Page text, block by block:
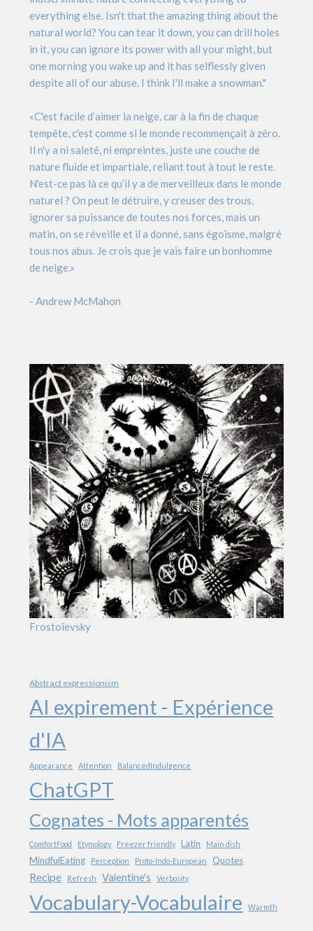
everything else. Isn't that the amazing thing about the
natural world? You can tear it down, you can drill holes
in it, you can ignore its power with all your might, but
one morning you wake up and it has selflessly given
despite all of our abuse. I think I'll make a snowman."
«C'est facile d’aimer la neige, car à la fin de chaque
tempête, c'est comme si le monde recommençait à zéro.
Il n'y a ni saleté, ni empreintes, juste une couche de
nature fluide et impartiale, reliant tout à tout le reste.
N'est-ce pas là ce qu’il y a de merveilleux dans le monde
naturel ? On peut le détruire, y creuser des trous,
ignorer sa puissance de toutes nos forces, mais un
matin, on se réveille et il a donné, sans égoïsme, malgré
tous nos abus. Je crois que je vais faire un bonhomme
de neige.»
- Andrew McMahon
Frostoïevsky
Abstract expressionism
AI expirement - Expérience
d'IA
Appearance Attention BalancedIndulgence
ChatGPT
Cognates - Mots apparentés
ComfortFood Etymology Freezer friendly Latin Main dish
MindfulEating Perception Proto-Indo-European Quotes
Recipe Refresh Valentine's Verbosity
Vocabulary-Vocabulaire Warmth